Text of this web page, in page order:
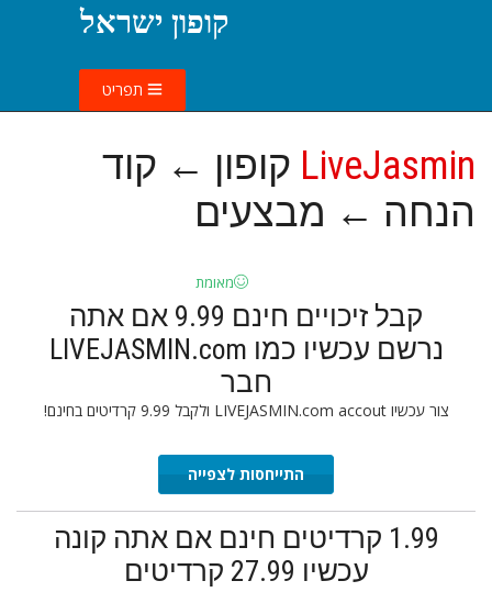
קופון ישראל
תפריט
LiveJasmin קופון ← קוד
הנחה ← מבצעים
מאומת
קבל זיכויים חינם 9.99 אם אתה
נרשם עכשיו כמו LIVEJASMIN.com
חבר
צור עכשיו LIVEJASMIN.com accout ולקבל 9.99 קרדיטים בחינם!
התייחסות לצפייה
1.99 קרדיטים חינם אם אתה קונה
עכשיו 27.99 קרדיטים